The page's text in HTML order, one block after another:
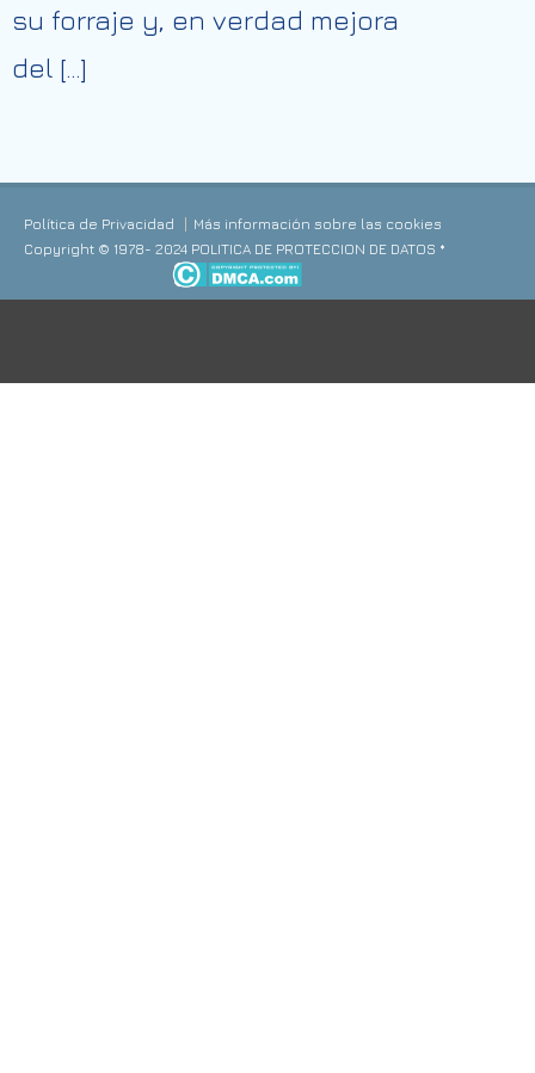
su forraje y, en verdad mejora
del […]
Política de Privacidad
Más información sobre las cookies
Copyright © 1978- 2024 POLITICA DE PROTECCION DE DATOS *